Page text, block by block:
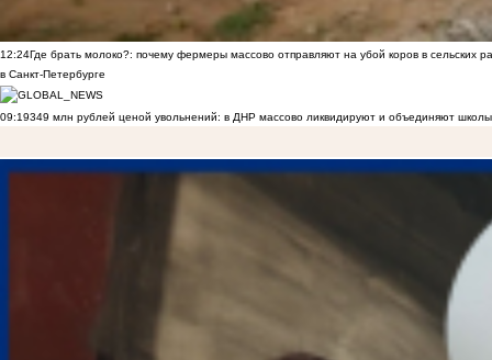
12:24Где брать молоко?: почему фермеры массово отправляют на убой коров в сельских
в Санкт-Петербурге
09:19349 млн рублей ценой увольнений: в ДНР массово ликвидируют и объединяют